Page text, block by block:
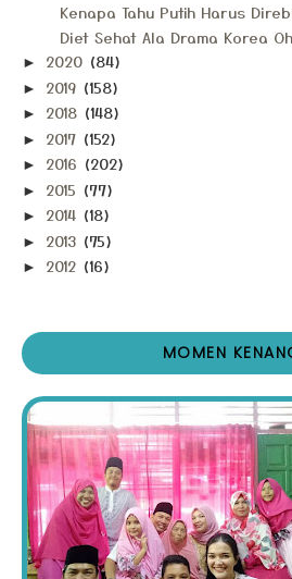
Kenapa Tahu Putih Harus
Diet Sehat Ala Drama Korea
► 2020 (84)
► 2019 (158)
► 2018 (148)
► 2017 (152)
► 2016 (202)
► 2015 (77)
► 2014 (18)
► 2013 (75)
► 2012 (16)
MOMEN